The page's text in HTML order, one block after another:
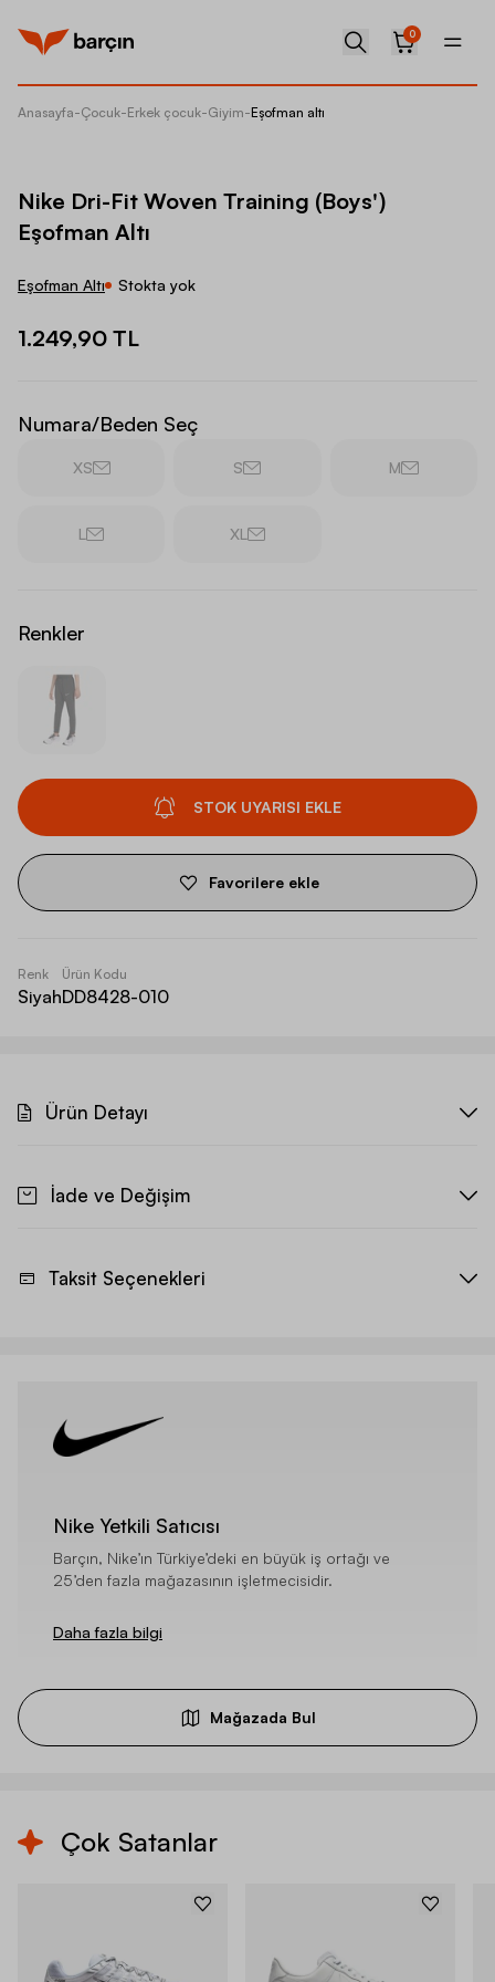
0
Anasayfa-Çocuk-Erkek çocuk-Giyim-Eşofman altı
Nike Dri-Fit Woven Training (Boys')
Eşofman Altı
Eşofman Altı Stokta yok
1.249,90 TL
Numara/Beden Seç
XS S M
L XL
Renkler
STOK UYARISI EKLE
Favorilere ekle
Renk
Siyah
Ürün Kodu
DD8428-010
Ürün Detayı
İade ve Değişim
Taksit Seçenekleri
Nike Yetkili Satıcısı
Barçın, Nike’ın Türkiye’deki en büyük iş ortağı ve
25’den fazla mağazasının işletmecisidir.
Daha fazla bilgi
Mağazada Bul
Çok Satanlar